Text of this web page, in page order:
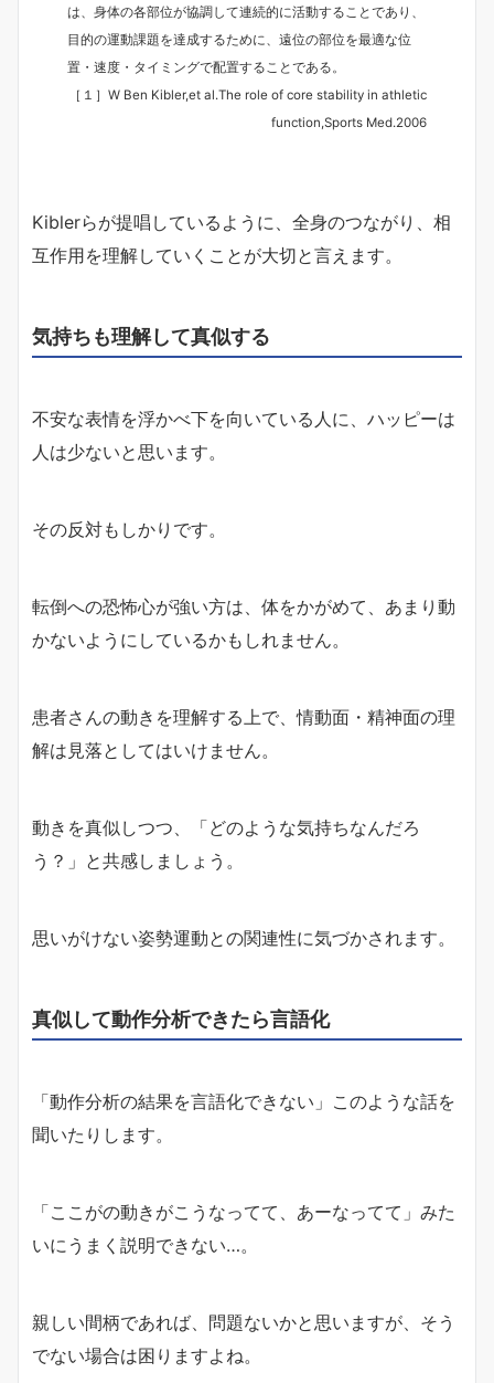
は、身体の各部位が協調して連続的に活動することであり、
目的の運動課題を達成するために、遠位の部位を最適な位
置・速度・タイミングで配置することである。
［１］W Ben Kibler,et al.The role of core stability in athletic
function,Sports Med.2006
Kiblerらが提唱しているように、全身のつながり、相
互作用を理解していくことが大切と言えます。
気持ちも理解して真似する
不安な表情を浮かべ下を向いている人に、ハッピーは
人は少ないと思います。
その反対もしかりです。
転倒への恐怖心が強い方は、体をかがめて、あまり動
かないようにしているかもしれません。
患者さんの動きを理解する上で、情動面・精神面の理
解は見落としてはいけません。
動きを真似しつつ、「どのような気持ちなんだろ
う？」と共感しましょう。
思いがけない姿勢運動との関連性に気づかされます。
真似して動作分析できたら言語化
「動作分析の結果を言語化できない」このような話を
聞いたりします。
「ここがの動きがこうなってて、あーなってて」みた
いにうまく説明できない…。
親しい間柄であれば、問題ないかと思いますが、そう
でない場合は困りますよね。